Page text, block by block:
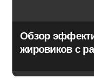
Обзор
жировиков с